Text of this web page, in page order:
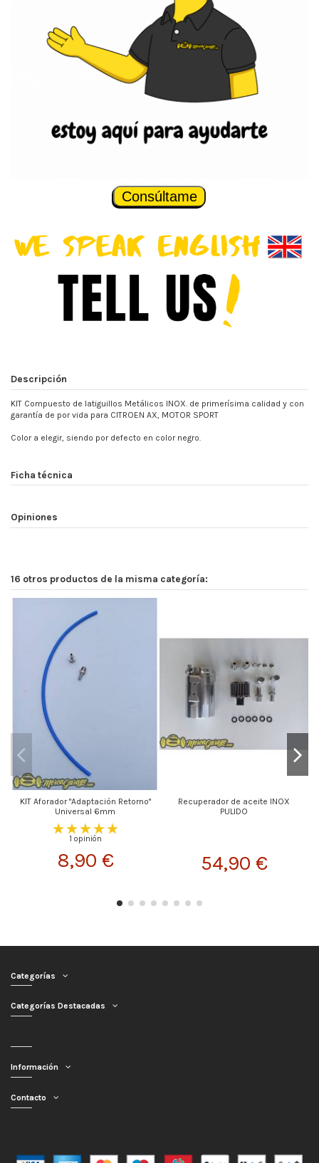
Consúltame
Descripción
KIT Compuesto de latiguillos Metálicos INOX. de primerísima calidad y con
garantía de por vida para CITROEN AX, MOTOR SPORT
Color a elegir, siendo por defecto en color negro.
Ficha técnica
Opiniones
16 otros productos de la misma categoría:
KIT Aforador "Adaptación Retorno"
Universal 6mm
1 opinión
8,90 €
Recuperador de aceite INOX
PULIDO
54,90 €
Categorías
Categorías Destacadas
Información
Contacto